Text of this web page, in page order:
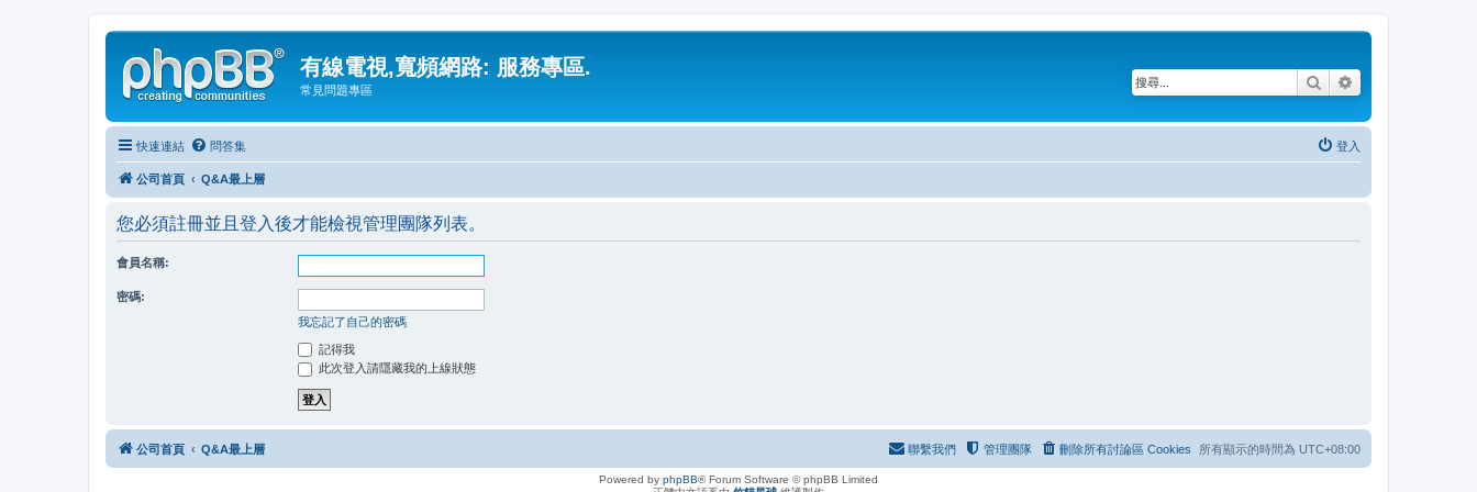
有線電視,寬頻網路: 服務專區.
常見問題專區 搜尋
快速連結 問答集 登入
公司首頁 Q&A最上層
您必須註冊並且登入後才能檢視管理團隊列表。
會員名稱:
密碼:
我忘記了自己的密碼
記得我
此次登入請隱藏我的上線狀態
公司首頁 Q&A最上層 所有顯示的時間為 UTC+08:00
刪除所有討論區 Cookies
管理團隊
聯繫我們
Powered by phpBB® Forum Software © phpBB Limited